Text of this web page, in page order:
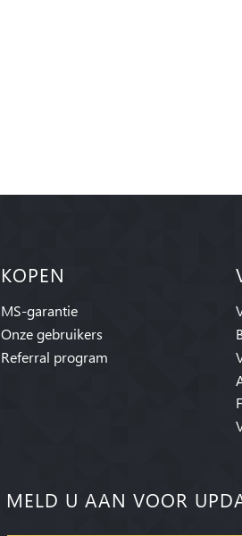
KOPEN
MS-garantie
Onze gebruikers
Referral program
MELD U AAN VOOR